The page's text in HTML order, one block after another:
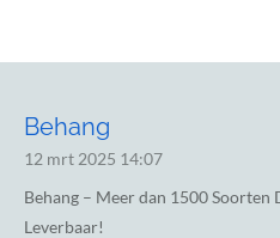
Behang
12 mrt 2025 14:07
Behang – Meer dan 1500 Soorten
Leverbaar!